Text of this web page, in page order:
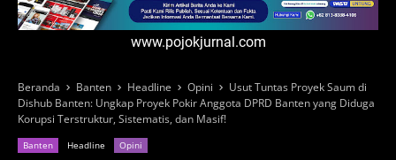
www.pojokjurnal.com
Beranda Banten Headline Opini
Usut Tuntas Proyek Saum di
Dishub Banten: Ungkap Proyek Pokir Anggota DPRD Banten yang Diduga
Korupsi Terstruktur, Sistematis, dan Masif!
Banten Headline Opini